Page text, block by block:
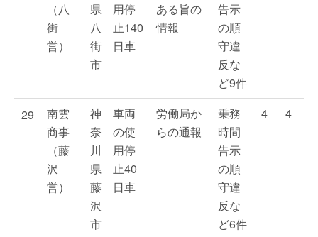
（八
街
営）
県
八
街
市
用停
止140
日車
ある旨の
情報
告示
の順
守違
反な
ど9件
29
南雲
商事
（藤
沢
営）
神
奈
川
県
藤
沢
市
車両
の使
用停
止40
日車
労働局か
らの通報
乗務
時間
告示
の順
守違
反な
ど6件
4 4